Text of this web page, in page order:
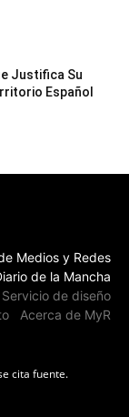
Justifica Su
Español
Medios y Redes
de la Mancha
Servicio de diseño
Acerca de MyR
cita fuente.